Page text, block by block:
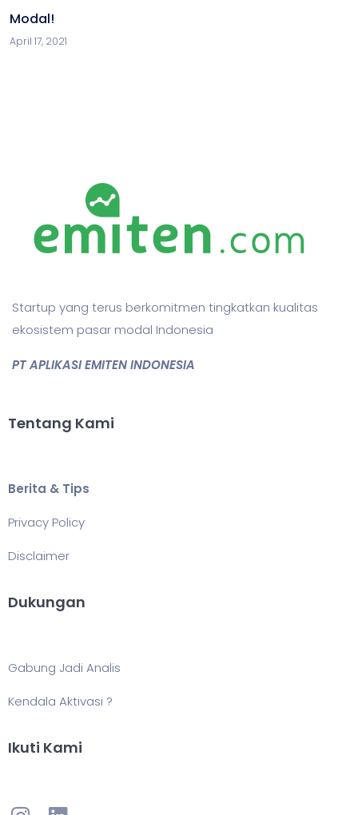
Modal!
April 17, 2021
Startup yang terus berkomitmen tingkatkan kualitas
ekosistem pasar modal Indonesia
PT APLIKASI EMITEN INDONESIA
Tentang Kami
Berita & Tips
Privacy Policy
Disclaimer
Dukungan
Gabung Jadi Analis
Kendala Aktivasi ?
Ikuti Kami